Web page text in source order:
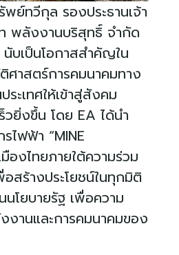
พย์ทวีกุล รองประธานเจ้า
พลังงานบริสุทธิ์ จำกัด
บเป็นโอกาสสำคัญใน
ศาสตร์การคมนาคมทาง
ระเทศให้เข้าสู่สังคม
วยิ่งขึ้น โดย EA ได้นำ
ไฟฟ้า “MINE
มืองไทยภายใต้ความร่วม
สร้างประโยชน์ในทุกมิติ
โยบายรัฐ เพื่อความ
านและการคมนาคมของ